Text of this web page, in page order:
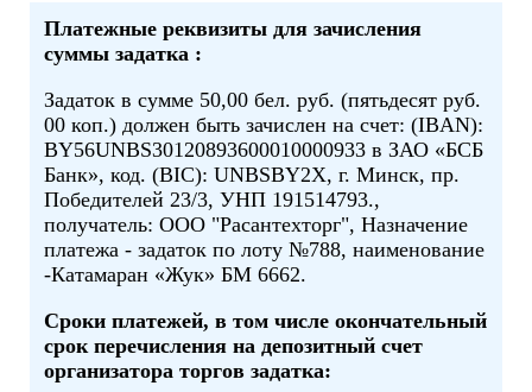
Платежные реквизиты для зачисления
суммы задатка :
Задаток в сумме 50,00 бел. руб. (пятьдесят руб.
00 коп.) должен быть зачислен на счет: (IBAN):
BY56UNBS30120893600010000933 в ЗАО «БСБ
Банк», код. (BIC): UNBSBY2X, г. Минск, пр.
Победителей 23/3, УНП 191514793.,
получатель: ООО "Расантехторг", Назначение
платежа - задаток по лоту №788, наименование
-Катамаран «Жук» БМ 6662.
Сроки платежей, в том числе окончательный
срок перечисления на депозитный счет
организатора торгов задатка: